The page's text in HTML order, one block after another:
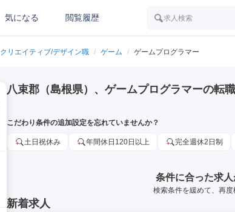
気になる 閲覧履歴 求人検索
クリエイティブ/デザイン職 / ゲーム / ゲームプログラマー
八束郡（島根県）、ゲームプログラマーの転
こだわり条件の追加設定を忘れていませんか？
土日祝休み 年間休日120日以上 完全週休2日制
条件に合った求
検索条件を緩めて、再
新着求人